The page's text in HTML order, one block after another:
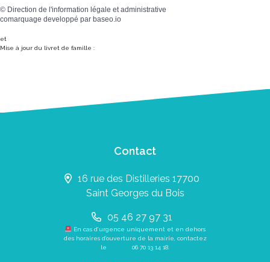
© Direction de l'information légale et administrative
comarquage developpé par baseo.io
et
Mise à jour du livret de famille :
Contact
16 rue des Distilleries 17700
Saint Georges du Bois
05 46 27 97 31
En cas d’urgence uniquement et en dehors
des horaires d’ouverture de la mairie, contactez
le 06 70 13 14 18